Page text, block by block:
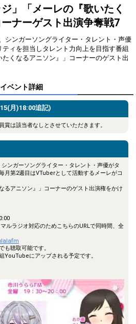
join
you
can
Comments
You can post comments. Please
refrain from posting comments
」「メーレの『歌いたく
ナーゲスト出演争奪戦7
シンガーソングライター・タレント・声優
ィを担当しタレント力向上を目指す番組
くなるアニソン』」コーナーのゲスト出
イベント詳細
月)18:00追記)
賞は該当者なしとさせていただきます。
ンガーソングライター・タレント・声優がタ
月第2週目はVTuberとして活動するメーレがコ
るアニソン』」コーナーのゲスト出演権をかけ
ルラジオ対応のためこちらのURLで同時間、全
も聴取可能です。
YouTubeにアップされる予定です。